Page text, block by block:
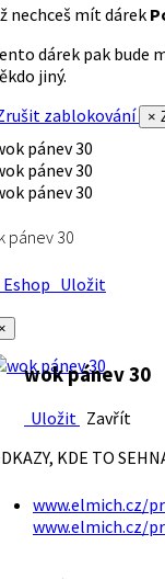
nechceš mít dárek
dárek pak bude
jiný.
zablokování
×
pánev 30
Uložit
wok pánev 30
Uložit Zavřít
KDE TO
www.elmich.cz/
www.elmich.cz/